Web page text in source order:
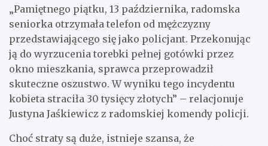
„Pamiętnego piątku, 13 października, radomska
seniorka otrzymała telefon od mężczyzny
przedstawiającego się jako policjant. Przekonując
ją do wyrzucenia torebki pełnej gotówki przez
okno mieszkania, sprawca przeprowadził
skuteczne oszustwo. W wyniku tego incydentu
kobieta straciła 30 tysięcy złotych” – relacjonuje
Justyna Jaśkiewicz z radomskiej komendy policji.
Choć straty są duże, istnieje szansa, że